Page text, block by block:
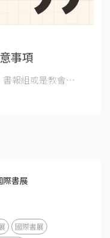
事項
書報組或是教會⋯
際書展
國際書展